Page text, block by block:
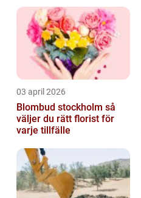
03 april 2026
Blombud stockholm så
väljer du rätt florist för
varje tillfälle